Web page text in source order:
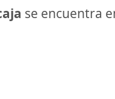
se encuentra